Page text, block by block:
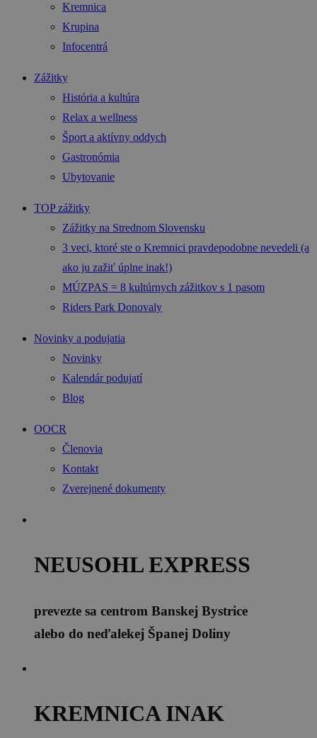
Kremnica
Krupina
Infocentrá
Zážitky
História a kultúra
Relax a wellness
Šport a aktívny oddych
Gastronómia
Ubytovanie
TOP zážitky
Zážitky na Strednom Slovensku
3 veci, ktoré ste o Kremnici pravdepodobne nevedeli (a
ako ju zažiť úplne inak!)
MÚZPAS = 8 kultúrnych zážitkov s 1 pasom
Riders Park Donovaly
Novinky a podujatia
Novinky
Kalendár podujatí
Blog
OOCR
Členovia
Kontakt
Zverejnené dokumenty
NEUSOHL EXPRESS
prevezte sa centrom Banskej Bystrice
alebo do neďalekej Španej Doliny
KREMNICA INAK